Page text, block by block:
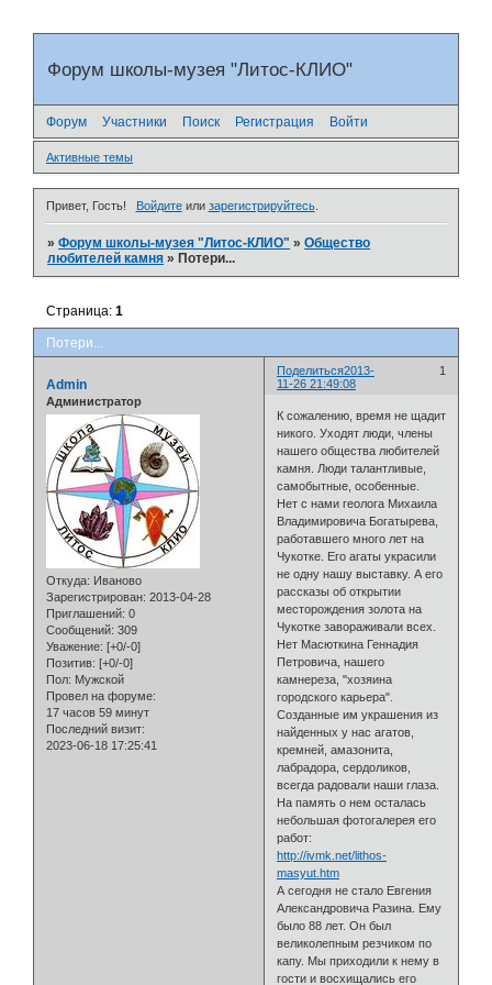
Форум школы-музея "Литос-КЛИО"
Форум Участники Поиск Регистрация Войти
Активные темы
Привет, Гость! Войдитеили зарегистрируйтесь.
»Форум школы-музея "Литос-КЛИО" »Общество
любителей камня »Потери...
Потери...
Страница:1
Поделиться 1
2013-
11-26 21:49:08
Admin
Администратор
Откуда: Иваново
Зарегистрирован: 2013-04-28
Приглашений: 0
Сообщений: 309
Уважение: [+0/-0]
Позитив: [+0/-0]
Пол: Мужской
Провел на форуме:
17 часов 59 минут
Последний визит:
2023-06-18 17:25:41
К сожалению, время не щадит
никого. Уходят люди, члены
нашего общества любителей
камня. Люди талантливые,
самобытные, особенные.
Нет с нами геолога Михаила
Владимировича Богатырева,
работавшего много лет на
Чукотке. Его агаты украсили
не одну нашу выставку. А его
рассказы об открытии
месторождения золота на
Чукотке завораживали всех.
Нет Масюткина Геннадия
Петровича, нашего
камнереза, "хозяина
городского карьера".
Созданные им украшения из
найденных у нас агатов,
кремней, амазонита,
лабрадора, сердоликов,
всегда радовали наши глаза.
На память о нем осталась
небольшая фотогалерея его
работ:
http://ivmk.net/lithos-
masyut.htm
А сегодня не стало Евгения
Александровича Разина. Ему
было 88 лет. Он был
великолепным резчиком по
капу. Мы приходили к нему в
гости и восхищались его